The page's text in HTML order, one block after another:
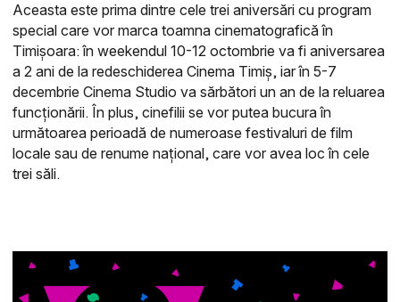
Aceasta este prima dintre cele trei aniversări cu program
special care vor marca toamna cinematografică în
Timișoara: în weekendul 10-12 octombrie va fi aniversarea
a 2 ani de la redeschiderea Cinema Timiș, iar în 5-7
decembrie Cinema Studio va sărbători un an de la reluarea
funcționării. În plus, cinefilii se vor putea bucura în
următoarea perioadă de numeroase festivaluri de film
locale sau de renume național, care vor avea loc în cele
trei săli.